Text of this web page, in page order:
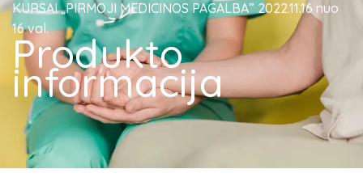
KURSAI „PIRMOJI MEDICINOS PAGALBA” 2022.11.16 nuo
16 val.
Produkto
informacija